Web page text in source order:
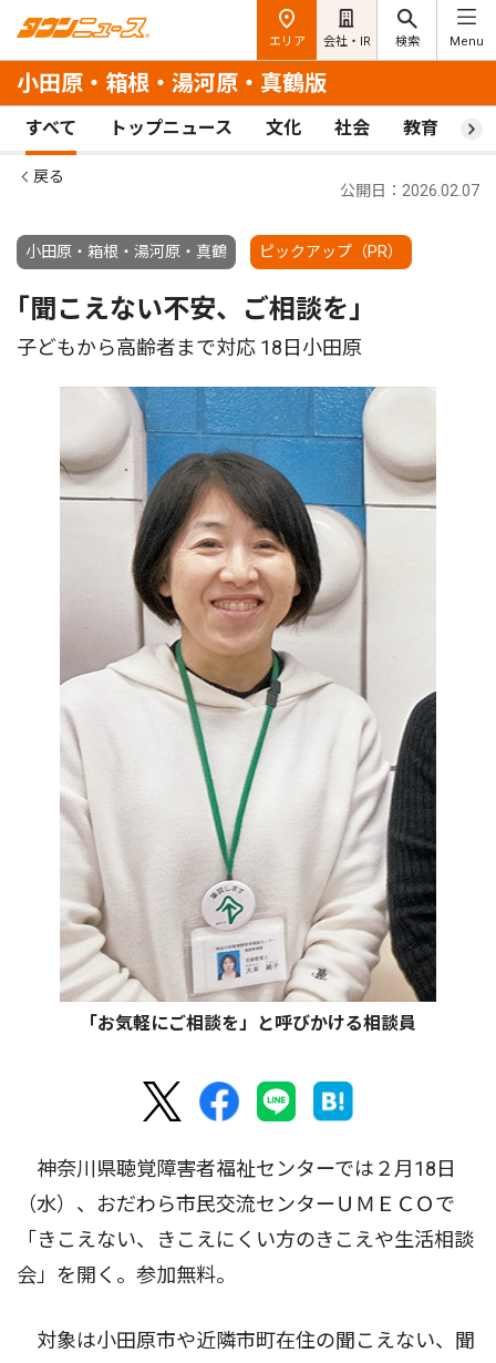
エリア 会社・IR 検索 Menu
小田原・箱根・湯河原・真鶴版
すべて トップニュース 文化 社会 教育 ス
戻る
小田原・箱根・湯河原・真鶴 ピックアップ（PR）
公開日：2026.02.07
｢聞こえない不安、ご相談を｣
子どもから高齢者まで対応 18日小田原
「お気軽にご相談を」と呼びかける相談員
神奈川県聴覚障害者福祉センターでは２月18日
（水）、おだわら市民交流センターＵＭＥＣＯで
「きこえない、きこえにくい方のきこえや生活相談
会」を開く。参加無料。
対象は小田原市や近隣市町在住の聞こえない、聞